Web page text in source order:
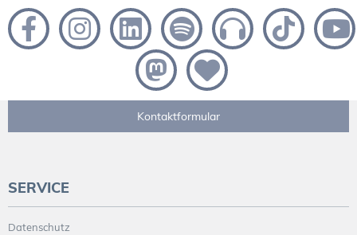
Kontaktformular
SERVICE
Datenschutz